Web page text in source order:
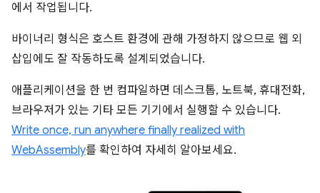
에서 작업됩니다.
바이너리 형식은 호스트 환경에 관해 가정하지 않으므로 웹 외
삽입에도 잘 작동하도록 설계되었습니다.
애플리케이션을 한 번 컴파일하면 데스크톱, 노트북, 휴대전화,
브라우저가 있는 기타 모든 기기에서 실행할 수 있습니다.
Write once, run anywhere finally realized with
WebAssembly를 확인하여 자세히 알아보세요.